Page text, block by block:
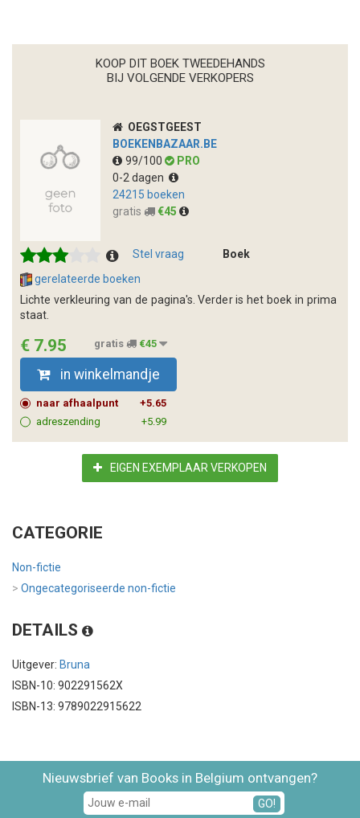
KOOP DIT BOEK TWEEDEHANDS
BIJ VOLGENDE VERKOPERS
OEGSTGEEST
BOEKENBAZAAR.BE
99/100
PRO
0-2 dagen
24215 boeken
gratis
€45
Stel vraag
Boek
gerelateerde boeken
Lichte verkleuring van de pagina's. Verder is het boek in prima
staat.
€ 7.95 gratis €45
in winkelmandje
naar afhaalpunt
+5.65
adreszending
+5.99
EIGEN EXEMPLAAR VERKOPEN
CATEGORIE
Non-fictie
> Ongecategoriseerde non-fictie
DETAILS
Uitgever: Bruna
ISBN-10: 902291562X
ISBN-13: 9789022915622
Nieuwsbrief van Books in Belgium ontvangen?
GO!